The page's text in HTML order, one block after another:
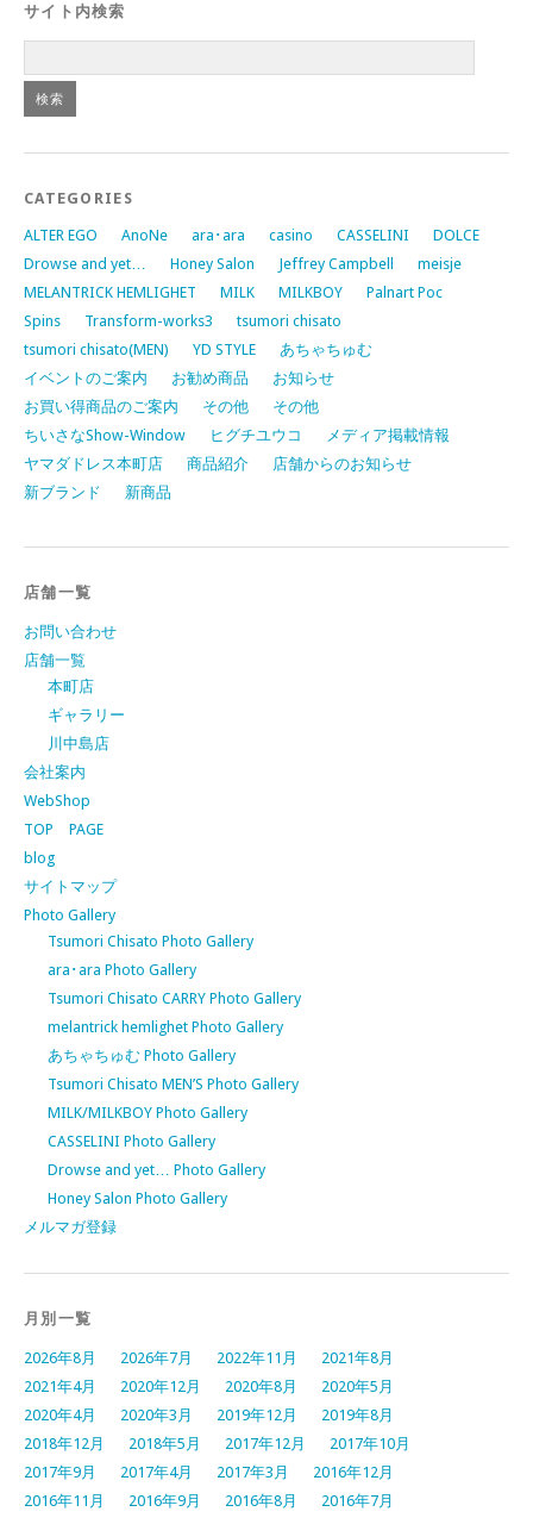
サイト内検索
CATEGORIES
ALTER EGO AnoNe ara･ara casino CASSELINI
DOLCE
Drowse and yet…
Honey Salon Jeffrey Campbell
meisje
MELANTRICK HEMLIGHET
MILK MILKBOY
Palnart Poc
Spins
Transform-works3
tsumori chisato
tsumori chisato(MEN)
YD STYLE
あちゃちゅむ
イベントのご案内
お勧め商品
お知らせ
お買い得商品のご案内
その他
その他
ちいさなShow-Window
ヒグチユウコ
メディア掲載情報
ヤマダドレス本町店
商品紹介
店舗からのお知らせ
新ブランド
新商品
店舗一覧
お問い合わせ
店舗一覧
本町店
ギャラリー
川中島店
会社案内
WebShop
TOP PAGE
blog
サイトマップ
Photo Gallery
Tsumori Chisato Photo Gallery
ara･ara Photo Gallery
Tsumori Chisato CARRY Photo Gallery
melantrick hemlighet Photo Gallery
あちゃちゅむ Photo Gallery
Tsumori Chisato MEN’S Photo Gallery
MILK/MILKBOY Photo Gallery
CASSELINI Photo Gallery
Drowse and yet… Photo Gallery
Honey Salon Photo Gallery
メルマガ登録
月別一覧
2026年8月 2026年7月 2022年11月
2021年8月
2021年4月
2020年12月 2020年8月
2020年5月
2020年4月
2020年3月 2019年12月
2019年8月
2018年12月
2018年5月 2017年12月
2017年10月
2017年9月
2017年4月 2017年3月
2016年12月
2016年11月
2016年9月 2016年8月
2016年7月